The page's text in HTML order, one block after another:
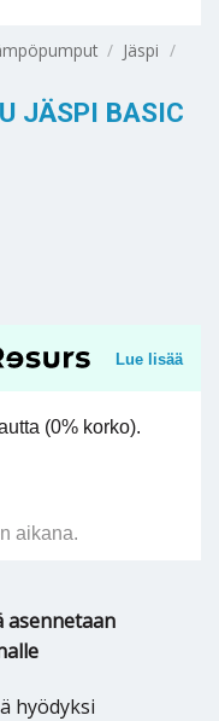
/ Jäspi /
JÄSPI BASIC
Lue lisää
(0% korko).
aikana.
asennetaan
hyödyksi